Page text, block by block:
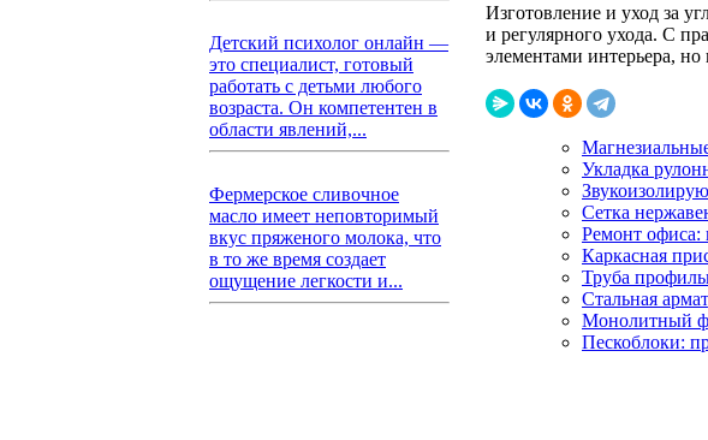
Детский психолог онлайн —
это специалист, готовый
работать с детьми любого
возраста. Он компетентен в
области явлений,...
Фермерское сливочное
масло имеет неповторимый
вкус пряженого молока, что
в то же время создает
ощущение легкости и...
Изготовление и уход за
и регулярного ухода. С
элементами интерьера,
Укладка
Сетка
Ремонт офиса:
Каркасная
Труба
Стальная
Монолитный
Пескоблоки: